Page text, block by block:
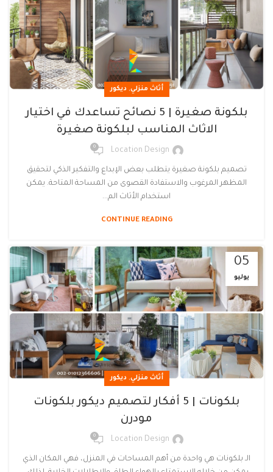
أثاث منزلي, ديكور
بلكونة صغيرة | 5 نصائح تساعدك في اختيار
الاثاث المناسب لبلكونة صغيرة
Location Design
0
تصميم بلكونة صغيرة يتطلب بعض الإبداع والتفكير الذكي لتحقيق
المظهر المرغوب والاستفادة القصوى من المساحة المتاحة. يمكن
استخدام الأثاث الم...
CONTINUE READING
05
يوليو
أثاث منزلي, ديكور
بلكونات | 5 أفكار لتصميم ديكور بلكونات
مودرن
Location Design
0
الـ بلكونات هي واحدة من أهم المساحات في المنزل، فهي المكان الذي